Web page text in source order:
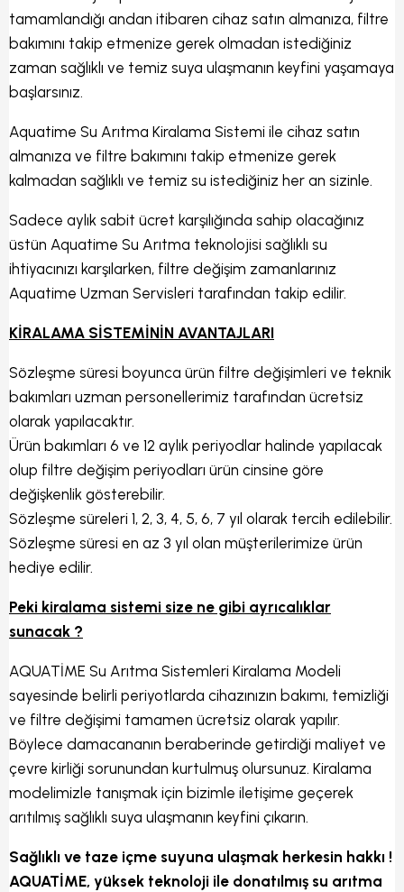
tamamlandığı andan itibaren cihaz satın almanıza, filtre
bakımını takip etmenize gerek olmadan istediğiniz
zaman sağlıklı ve temiz suya ulaşmanın keyfini yaşamaya
başlarsınız.
Aquatime Su Arıtma Kiralama Sistemi ile cihaz satın
almanıza ve filtre bakımını takip etmenize gerek
kalmadan sağlıklı ve temiz su istediğiniz her an sizinle.
Sadece aylık sabit ücret karşılığında sahip olacağınız
üstün Aquatime Su Arıtma teknolojisi sağlıklı su
ihtiyacınızı karşılarken, filtre değişim zamanlarınız
Aquatime Uzman Servisleri tarafından takip edilir.
KİRALAMA SİSTEMİNİN AVANTAJLARI
Sözleşme süresi boyunca ürün filtre değişimleri ve teknik
bakımları uzman personellerimiz tarafından ücretsiz
olarak yapılacaktır.
Ürün bakımları 6 ve 12 aylık periyodlar halinde yapılacak
olup filtre değişim periyodları ürün cinsine göre
değişkenlik gösterebilir.
Sözleşme süreleri 1, 2, 3, 4, 5, 6, 7 yıl olarak tercih edilebilir.
Sözleşme süresi en az 3 yıl olan müşterilerimize ürün
hediye edilir.
Peki kiralama sistemi size ne gibi ayrıcalıklar
sunacak ?
AQUATİME Su Arıtma Sistemleri Kiralama Modeli
sayesinde belirli periyotlarda cihazınızın bakımı, temizliği
ve filtre değişimi tamamen ücretsiz olarak yapılır.
Böylece damacananın beraberinde getirdiği maliyet ve
çevre kirliği sorunundan kurtulmuş olursunuz. Kiralama
modelimizle tanışmak için bizimle iletişime geçerek
arıtılmış sağlıklı suya ulaşmanın keyfini çıkarın.
Sağlıklı ve taze içme suyuna ulaşmak herkesin hakkı !
AQUATİME, yüksek teknoloji ile donatılmış su arıtma